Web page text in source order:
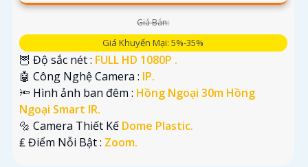
Giá Bán:
Giá Khuyến Mại: 5%-35%
🦉 Độ sắc nét : FULL HD 1080P .
🤖️ Công Nghệ Camera : IP.
🔦 Hình ảnh ban đêm : Hồng Ngoại 30m Hồng
Ngoại Smart IR.
🔩 Camera Thiết Kế Dome Plastic.
️₤ Điểm Nỗi Bật : Zoom.